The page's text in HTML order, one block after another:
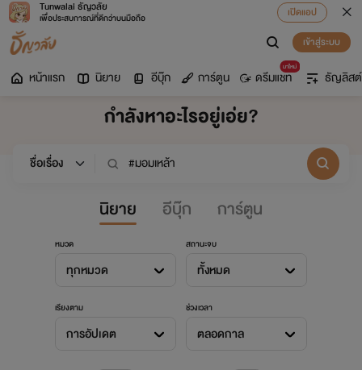
Tunwalai ธัญวลัย
เพื่อประสบการณ์ที่ดีกว่าบนมือถือ
เปิดแอป
เข้าสู่ระบบ
หน้าแรก นิยาย อีบุ๊ก การ์ตูน
มาใหม่
ดรีมแชท ธัญลิสต์
กำลังหาอะไรอยู่เอ่ย?
นิยาย อีบุ๊ก การ์ตูน
หมวด
ทุกหมวด
สถานะจบ
ทั้งหมด
เรียงตาม
การอัปเดต
ช่วงเวลา
ตลอดกาล